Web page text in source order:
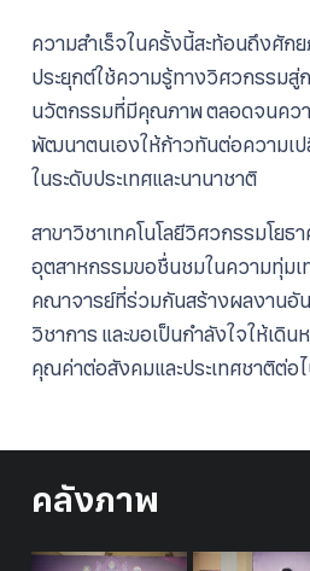
ความสำเร็จในครั้งนี้สะท้อนถึงศัก
ประยุกต์ใช้ความรู้ทางวิศวกรรม
นวัตกรรมที่มีคุณภาพ ตลอดจนคว
พัฒนาตนเองให้ก้าวทันต่อความเป
ในระดับประเทศและนานาชาติ
สาขาวิชาเทคโนโลยีวิศวกรรมโยธ
อุตสาหกรรมขอชื่นชมในความทุ่มเ
คณาจารย์ที่ร่วมกันสร้างผลงานอัน
วิชาการ และขอเป็นกำลังใจให้เดิ
คุณค่าต่อสังคมและประเทศชาติต่อ
คลังภาพ